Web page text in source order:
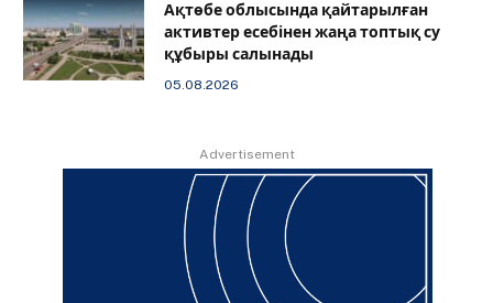
Ақтөбе облысында қайтарылған
активтер есебінен жаңа топтық су
құбыры салынады
05.08.2026
Advertisement